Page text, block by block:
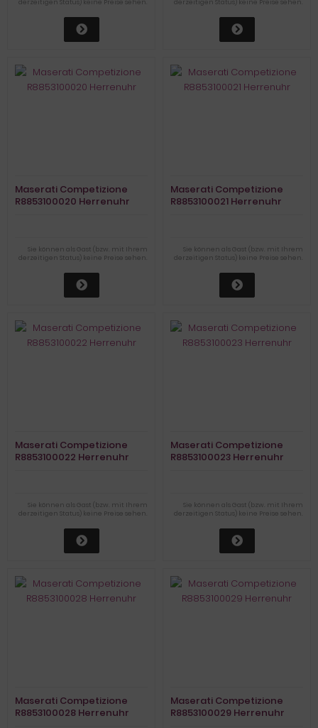
derzeitigen Status) keine Preise sehen. derzeitigen Status) keine Preise sehen.
Maserati Competizione
R8853100020 Herrenuhr
Sie können als Gast (bzw. mit Ihrem
derzeitigen Status) keine Preise sehen.
Maserati Competizione
R8853100021 Herrenuhr
Sie können als Gast (bzw. mit Ihrem
derzeitigen Status) keine Preise sehen.
Maserati Competizione
R8853100022 Herrenuhr
Sie können als Gast (bzw. mit Ihrem
derzeitigen Status) keine Preise sehen.
Maserati Competizione
R8853100023 Herrenuhr
Sie können als Gast (bzw. mit Ihrem
derzeitigen Status) keine Preise sehen.
Maserati Competizione
R8853100028 Herrenuhr
Maserati Competizione
R8853100029 Herrenuhr